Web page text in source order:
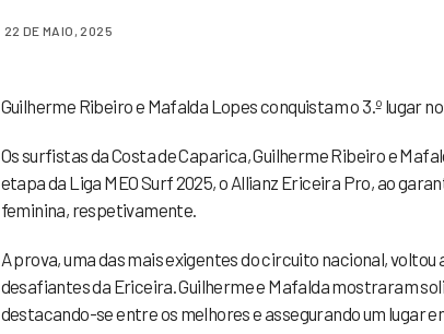
22 DE MAIO, 2025
Guilherme Ribeiro e Mafalda Lopes conquistam o 3.º lugar
Os surfistas da Costa de Caparica, Guilherme Ribeiro e
etapa da Liga MEO Surf 2025, o Allianz Ericeira Pro, ao
feminina, respetivamente.
A prova, uma das mais exigentes do circuito nacional,
desafiantes da Ericeira. Guilherme e Mafalda mostraram
destacando-se entre os melhores e assegurando um lugar